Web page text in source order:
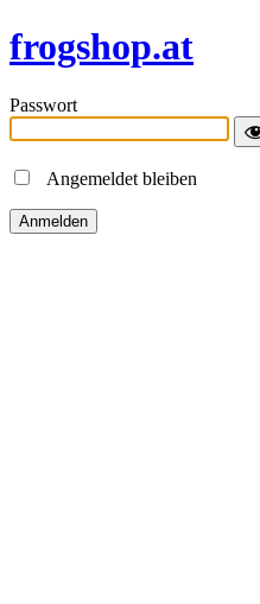
frogshop.at
Passwort
Angemeldet bleiben